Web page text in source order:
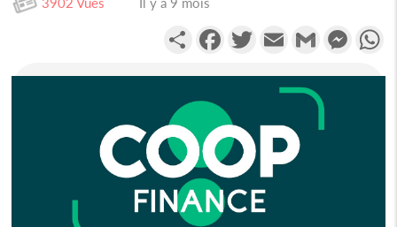
PartagerFacebookTwitterEmail Gmail